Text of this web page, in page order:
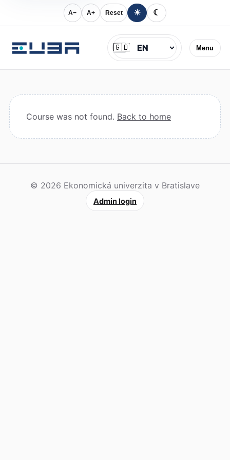
A− A+ Reset ☀ ☾
Menu
Jazyk
🇬🇧
Course was not found. Back to home
© 2026 Ekonomická univerzita v Bratislave
Admin login